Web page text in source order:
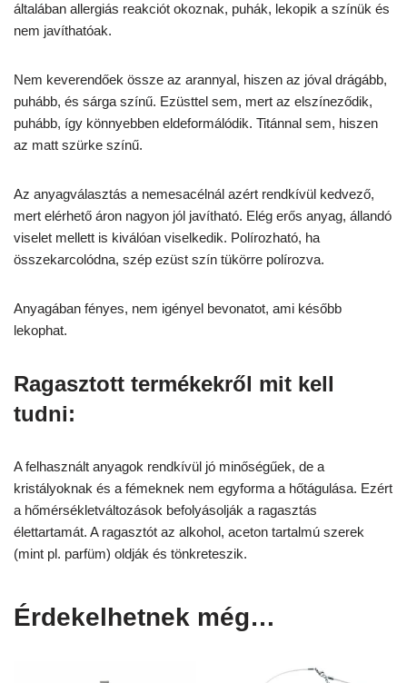
általában allergiás reakciót okoznak, puhák, lekopik a színük és
nem javíthatóak.
Nem keverendőek össze az arannyal, hiszen az jóval drágább,
puhább, és sárga színű. Ezüsttel sem, mert az elszíneződik,
puhább, így könnyebben eldeformálódik. Titánnal sem, hiszen
az matt szürke színű.
Az anyagválasztás a nemesacélnál azért rendkívül kedvező,
mert elérhető áron nagyon jól javítható. Elég erős anyag, állandó
viselet mellett is kiválóan viselkedik. Polírozható, ha
összekarcolódna, szép ezüst szín tükörre polírozva.
Anyagában fényes, nem igényel bevonatot, ami később
lekophat.
Ragasztott termékekről mit kell
tudni:
A felhasznált anyagok rendkívül jó minőségűek, de a
kristályoknak és a fémeknek nem egyforma a hőtágulása. Ezért
a hőmérsékletváltozások befolyásolják a ragasztás
élettartamát. A ragasztót az alkohol, aceton tartalmú szerek
(mint pl. parfüm) oldják és tönkreteszik.
Érdekelhetnek még…